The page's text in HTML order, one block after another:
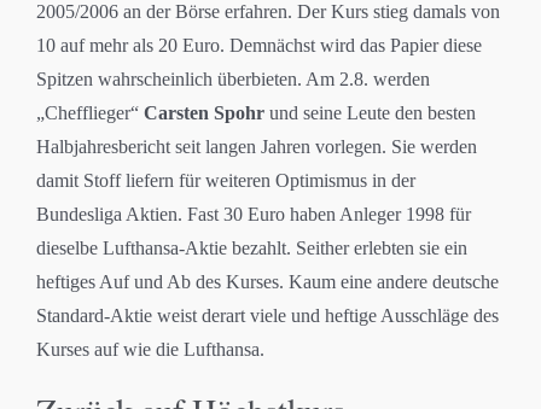
2005/2006 an der Börse erfahren. Der Kurs stieg damals von
10 auf mehr als 20 Euro. Demnächst wird das Papier diese
Spitzen wahrscheinlich überbieten. Am 2.8. werden
„Chefflieger“ Carsten Spohr und seine Leute den besten
Halbjahresbericht seit langen Jahren vorlegen. Sie werden
damit Stoff liefern für weiteren Optimismus in der
Bundesliga Aktien. Fast 30 Euro haben Anleger 1998 für
dieselbe Lufthansa-Aktie bezahlt. Seither erlebten sie ein
heftiges Auf und Ab des Kurses. Kaum eine andere deutsche
Standard-Aktie weist derart viele und heftige Ausschläge des
Kurses auf wie die Lufthansa.